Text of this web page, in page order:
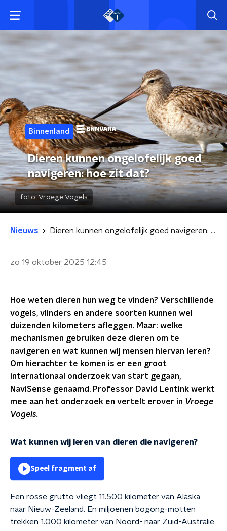
Binnenland
Dieren kunnen ongelofelijk goed
navigeren: hoe zit dat?
foto:Vroege Vogels
Nieuws Dieren kunnen ongelofelijk goed navigeren: hoe zit dat?
zo 19 oktober 2025 12:45
Hoe weten dieren hun weg te vinden? Verschillende
vogels, vlinders en andere soorten kunnen wel
duizenden kilometers afleggen. Maar: welke
mechanismen gebruiken deze dieren om te
navigeren en wat kunnen wij mensen hiervan leren?
Om hierachter te komen is er een groot
internationaal onderzoek van start gegaan,
NaviSense genaamd. Professor David Lentink werkt
mee aan het onderzoek en vertelt erover in Vroege
Vogels.
Wat kunnen wij leren van dieren die navigeren?
Speel fragment af
Een rosse grutto vliegt 11.500 kilometer van Alaska
naar Nieuw-Zeeland. En miljoenen bogong-motten
trekken 1.000 kilometer van Noord- naar Zuid-Australië.